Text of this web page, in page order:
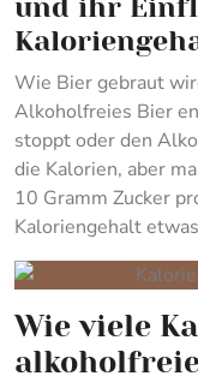
und ihr
Wie Bier gebraut
Alkoholfreies Bier
stoppt oder den
die Kalorien, aber
10 Gramm Zucker
Kaloriengehalt
Wie viele